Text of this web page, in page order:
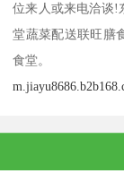
位来人或来电洽谈!
堂蔬菜配送联旺膳
食堂。